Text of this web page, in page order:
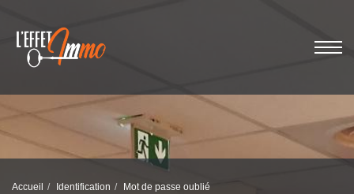
Accueil Identification Mot de passe oublié